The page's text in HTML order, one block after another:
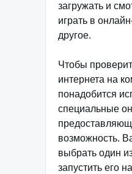
загружать и
играть в
другое.
Чтобы
интернета на
понадобится
специальные
возможность.
выбрать один
запустить его